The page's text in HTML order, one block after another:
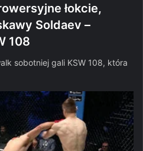
łokcie,
Soldaev –
108
sobotniej gali KSW 108, która